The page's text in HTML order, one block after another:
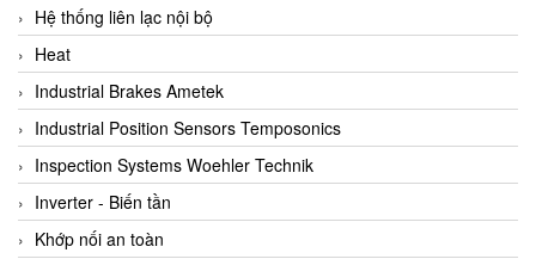
Asker
AT2E
ATC Pneumatic
ATEX System
ATI - IA
ATI (Analytical Technology Inc)
Atos
Hệ thống liên lạc nội bộ
Heat
Industrial Brakes Ametek
Industrial Position Sensors Temposonics
Inspection Systems Woehler Technik
Inverter - Biến tần
Khớp nối an toàn